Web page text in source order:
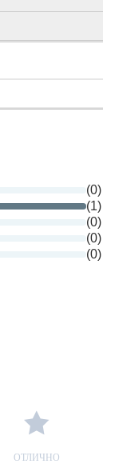
(0)
(1)
(0)
(0)
(0)
ОТЛИЧНО